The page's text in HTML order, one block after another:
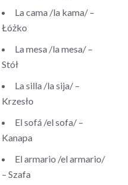
La cama /la kama/ –
Łóżko
La mesa /la mesa/ –
Stół
La silla /la sija/ –
Krzesło
El sofá /el sofa/ –
Kanapa
El armario /el armario/
– Szafa